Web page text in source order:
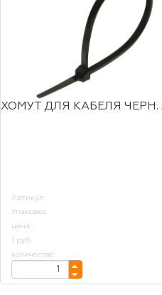
ХОМУТ ДЛЯ КАБЕЛЯ ЧЕРН.
Артикул
Упаковка
цена:
1 руб.
количество: